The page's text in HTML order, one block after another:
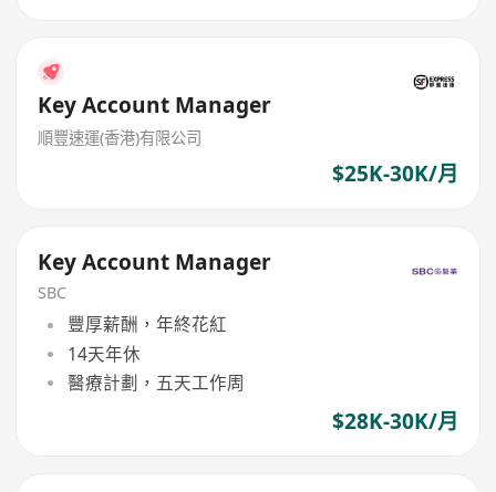
Key Account Manager
順豐速運(香港)有限公司
$25K-30K/月
Key Account Manager
SBC
豐厚薪酬，年終花紅
14天年休
醫療計劃，五天工作周
$28K-30K/月